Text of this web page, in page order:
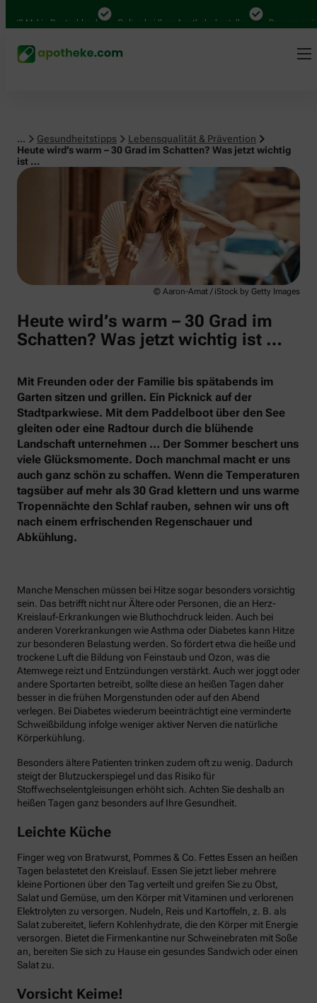
Mal in Deutschland Online bei Ihrer Apotheke bestellen Bequem
... Gesundheitstipps
Lebensqualität & Prävention
Heute wird’s warm – 30 Grad im Schatten? Was jetzt wichtig
ist …
Lebensqualität & Prävention
© Aaron-Amat / iStock by Getty Images
Heute wird’s warm – 30 Grad im
Schatten? Was jetzt wichtig ist …
Mit Freunden oder der Familie bis spätabends im
Garten sitzen und grillen. Ein Picknick auf der
Stadtparkwiese. Mit dem Paddelboot über den See
gleiten oder eine Radtour durch die blühende
Landschaft unternehmen … Der Sommer beschert uns
viele Glücksmomente. Doch manchmal macht er uns
auch ganz schön zu schaffen. Wenn die Temperaturen
tagsüber auf mehr als 30 Grad klettern und uns warme
Tropennächte den Schlaf rauben, sehnen wir uns oft
nach einem erfrischenden Regenschauer und
Abkühlung.
Manche Menschen müssen bei Hitze sogar besonders vorsichtig
sein. Das betrifft nicht nur Ältere oder Personen, die an Herz-
Kreislauf-Erkrankungen wie Bluthochdruck leiden. Auch bei
anderen Vorerkrankungen wie Asthma oder Diabetes kann Hitze
zur besonderen Belastung werden. So fördert etwa die heiße und
trockene Luft die Bildung von Feinstaub und Ozon, was die
Atemwege reizt und Entzündungen verstärkt. Auch wer joggt oder
andere Sportarten betreibt, sollte diese an heißen Tagen daher
besser in die frühen Morgenstunden oder auf den Abend
verlegen. Bei Diabetes wiederum beeinträchtigt eine verminderte
Schweißbildung infolge weniger aktiver Nerven die natürliche
Körperkühlung.
Besonders ältere Patienten trinken zudem oft zu wenig. Dadurch
steigt der Blutzuckerspiegel und das Risiko für
Stoffwechselentgleisungen erhöht sich. Achten Sie deshalb an
heißen Tagen ganz besonders auf Ihre Gesundheit.
Leichte Küche
Finger weg von Bratwurst, Pommes & Co. Fettes Essen an heißen
Tagen belastetet den Kreislauf. Essen Sie jetzt lieber mehrere
kleine Portionen über den Tag verteilt und greifen Sie zu Obst,
Salat und Gemüse, um den Körper mit Vitaminen und verlorenen
Elektrolyten zu versorgen. Nudeln, Reis und Kartoffeln, z. B. als
Salat zubereitet, liefern Kohlenhydrate, die den Körper mit Energie
versorgen. Bietet die Firmenkantine nur Schweinebraten mit Soße
an, bereiten Sie sich zu Hause ein gesundes Sandwich oder einen
Salat zu.
Vorsicht Keime!